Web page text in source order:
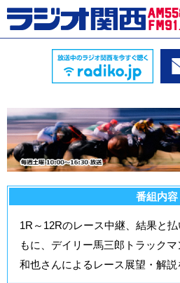
番組内容
1R～12Rのレース中継、結果と
もに、デイリー馬三郎トラック
和也さんによるレース展望・解説